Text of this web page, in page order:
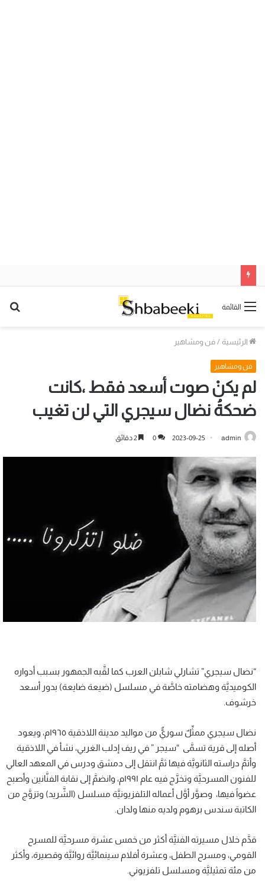
القائمة
الرئيسية / فن ومشاهير
فن ومشاهير
لم يكنْ صوت أسعد فقط ،كانت
ضحكةُ نضال سيجري التي لن تغيب
admin
2023-09-25
0
“نضال سيجري” تشارلي شابلن العرب كما لقَّبه الجمهور بسبب أدواره
الكوميديَّة وهضامته خاصَّة في مسلسل (ضيعة ضايعة) بدور أسعد
خرشوف.
نضال سيجري ممثِّلٌ سوريٌّ من مواليد مدينة اللاذقية ١٩٦٥م، ويعود
أصله إلى قرية تسمَّى “سيجر ” في ريف إدلب الغربي، نشأ في اللاذقية
وأتمَّ دراسته الثانويَّة فيها ثمَّ انتقل إلى دمشق ودرس في المعهد العالي
للفنون المسرحيَّة وتخرَّج فيه عام ١٩٩١م، وانضمَّ إلى نقابة الفنَّانين وأصبح
عضواً فيها، وصوَّر أوَّل أعماله التلفزيونيَّة مسلسل (الشَّريد) وتزوَّج من
الكاتبة سندس برهوم ولديه منها ولدان.
قدَّم خلال مسيرته الفنيَّة أكثر من خمس عشرة مسرحيَّة للمسرح
القومي، ومسرح الطفل، وعشرة أفلام سينمائيَّة روائيَّة وقصيرة، وأكثر
من مئة تمثيليَّة ومسلسل تلفزيوني.